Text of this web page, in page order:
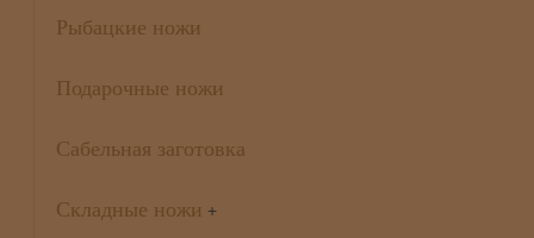
Рыбацкие ножи
Подарочные ножи
Сабельная заготовка
Складные ножи +